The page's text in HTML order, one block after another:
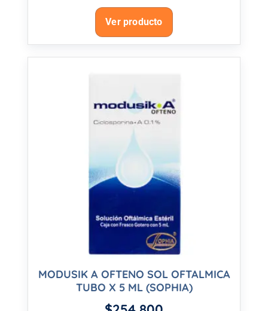
Ver producto
MODUSIK A OFTENO SOL OFTALMICA
TUBO X 5 ML (SOPHIA)